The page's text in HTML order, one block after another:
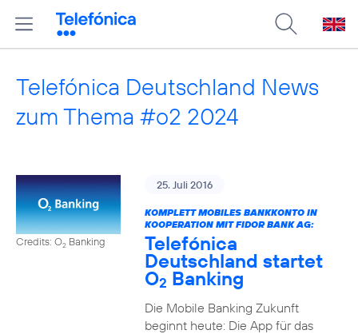
Telefónica Deutschland News
zum Thema #o2 2024
Credits: O2 Banking
25. Juli 2016
KOMPLETT MOBILES BANKKONTO IN
KOOPERATION MIT FIDOR BANK AG:
Telefónica
Deutschland startet
O2 Banking
Die Mobile Banking Zukunft
beginnt heute: Die App für das